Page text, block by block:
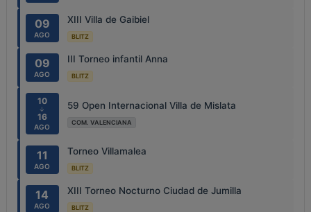
09
AGO
XIII Villa de Gaibiel
BLITZ
09
AGO
III Torneo infantil Anna
BLITZ
10
↓
16
AGO
59 Open Internacional Villa de Mislata
COM. VALENCIANA
11
AGO
Torneo Villamalea
BLITZ
14
AGO
XIII Torneo Nocturno Ciudad de Jumilla
BLITZ